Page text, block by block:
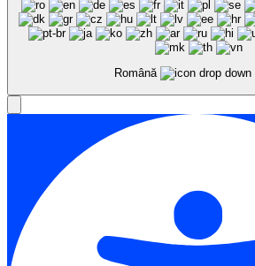
Română